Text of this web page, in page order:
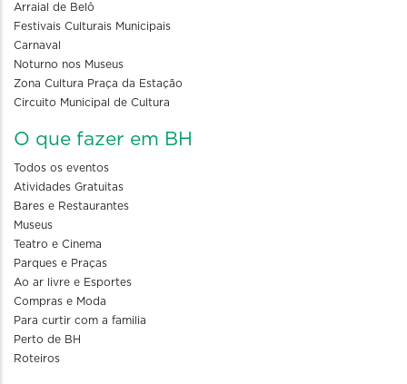
Arraial de Belô
Festivais Culturais Municipais
Carnaval
Noturno nos Museus
Zona Cultura Praça da Estação
Circuito Municipal de Cultura
O que fazer em BH
Todos os eventos
Atividades Gratuitas
Bares e Restaurantes
Museus
Teatro e Cinema
Parques e Praças
Ao ar livre e Esportes
Compras e Moda
Para curtir com a familia
Perto de BH
Roteiros